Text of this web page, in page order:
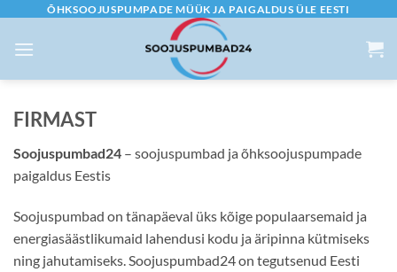
content
ÕHKSOOJUSPUMPADE MÜÜK JA PAIGALDUS ÜLE EESTI
FIRMAST
Soojuspumbad24 – soojuspumbad ja õhksoojuspumpade
paigaldus Eestis
Soojuspumbad on tänapäeval üks kõige populaarsemaid ja
energiasäästlikumaid lahendusi kodu ja äripinna kütmiseks
ning jahutamiseks. Soojuspumbad24 on tegutsenud Eesti